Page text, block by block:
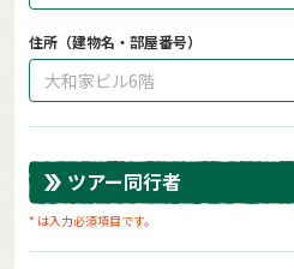
住所（建物名・部屋番号）
ツアー同行者
* は入力必須項目です。